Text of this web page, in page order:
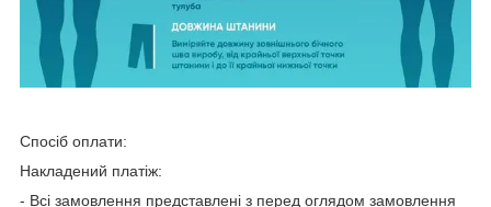
Спосіб оплати:
Накладений платіж:
- Всі замовлення представлені з перед оглядом замовлення